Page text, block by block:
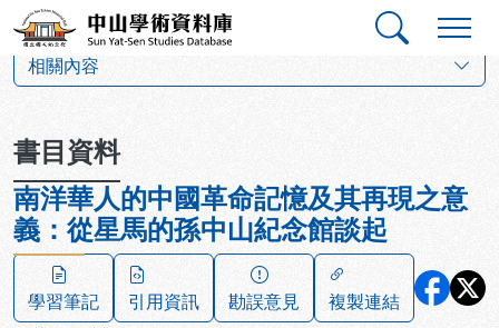
跳到主要內容
中山學術資料庫
相關內容
書目資料
南洋華人的中國革命記憶及其再現之意
義：從星馬的孫中山紀念館談起
學習筆記 引用資訊 勘誤意見
複製連結